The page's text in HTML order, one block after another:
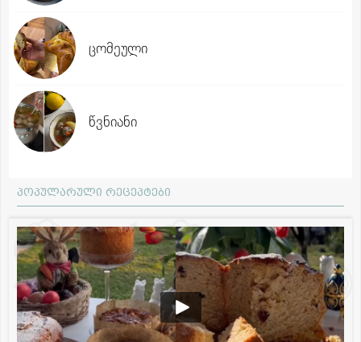
ცომეული
წვნიანი
პოპულარული რეცეპტები